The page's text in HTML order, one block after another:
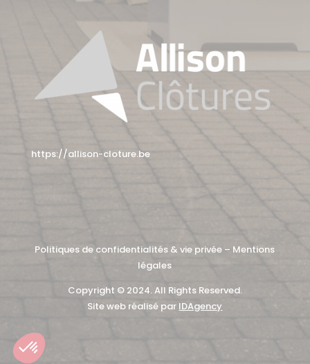
https://allison-cloture.be
Politiques de confidentialités & vie privée – Mentions
légales
Copyright © 2024. All Rights Reserved.
Site web réalisé par IDAgency